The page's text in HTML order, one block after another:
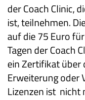
der Coach Clinic,
ist, teilnehmen.
auf die 75 Euro
Tagen der Coach
ein Zertifikat über
Erweiterung oder
Lizenzen ist nicht